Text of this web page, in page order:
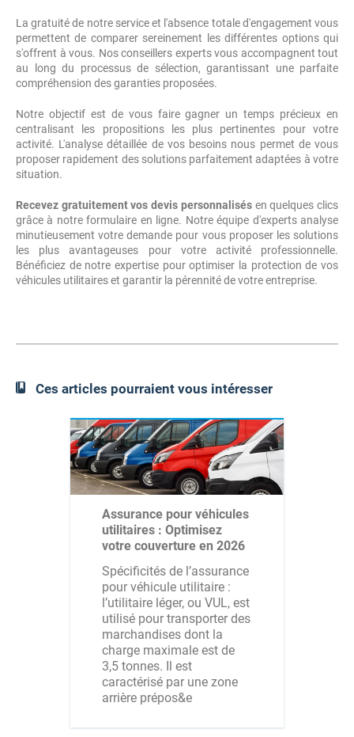
La gratuité de notre service et l'absence totale d'engagement vous
permettent de comparer sereinement les différentes options qui
s'offrent à vous. Nos conseillers experts vous accompagnent tout
au long du processus de sélection, garantissant une parfaite
compréhension des garanties proposées.
Notre objectif est de vous faire gagner un temps précieux en
centralisant les propositions les plus pertinentes pour votre
activité. L'analyse détaillée de vos besoins nous permet de vous
proposer rapidement des solutions parfaitement adaptées à votre
situation.
Recevez gratuitement vos devis personnalisésen quelques clics
grâce à notre formulaire en ligne. Notre équipe d'experts analyse
minutieusement votre demande pour vous proposer les solutions
les plus avantageuses pour votre activité professionnelle.
Bénéficiez de notre expertise pour optimiser la protection de vos
véhicules utilitaires et garantir la pérennité de votre entreprise.
Ces articles pourraient vous intéresser
Assurance pour véhicules
utilitaires : Optimisez
votre couverture en 2026
Spécificités de l’assurance
pour véhicule utilitaire :
l’utilitaire léger, ou VUL, est
utilisé pour transporter des
marchandises dont la
charge maximale est de
3,5 tonnes. Il est
caractérisé par une zone
arrière prépos&e